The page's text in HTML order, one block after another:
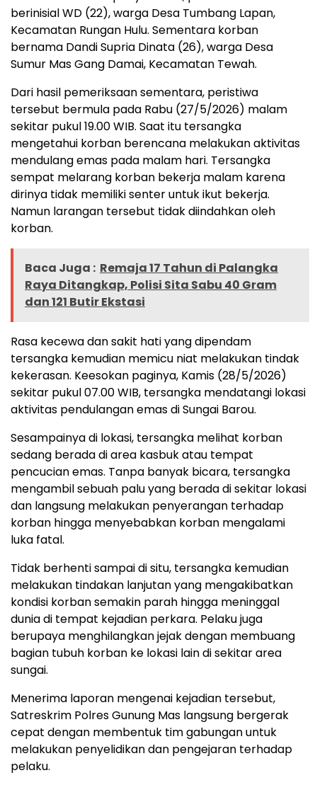
berinisial WD (22), warga Desa Tumbang Lapan,
Kecamatan Rungan Hulu. Sementara korban
bernama Dandi Supria Dinata (26), warga Desa
Sumur Mas Gang Damai, Kecamatan Tewah.
Dari hasil pemeriksaan sementara, peristiwa
tersebut bermula pada Rabu (27/5/2026) malam
sekitar pukul 19.00 WIB. Saat itu tersangka
mengetahui korban berencana melakukan aktivitas
mendulang emas pada malam hari. Tersangka
sempat melarang korban bekerja malam karena
dirinya tidak memiliki senter untuk ikut bekerja.
Namun larangan tersebut tidak diindahkan oleh
korban.
Baca Juga : Remaja 17 Tahun di Palangka
Raya Ditangkap, Polisi Sita Sabu 40 Gram
dan 121 Butir Ekstasi
Rasa kecewa dan sakit hati yang dipendam
tersangka kemudian memicu niat melakukan tindak
kekerasan. Keesokan paginya, Kamis (28/5/2026)
sekitar pukul 07.00 WIB, tersangka mendatangi lokasi
aktivitas pendulangan emas di Sungai Barou.
Sesampainya di lokasi, tersangka melihat korban
sedang berada di area kasbuk atau tempat
pencucian emas. Tanpa banyak bicara, tersangka
mengambil sebuah palu yang berada di sekitar lokasi
dan langsung melakukan penyerangan terhadap
korban hingga menyebabkan korban mengalami
luka fatal.
Tidak berhenti sampai di situ, tersangka kemudian
melakukan tindakan lanjutan yang mengakibatkan
kondisi korban semakin parah hingga meninggal
dunia di tempat kejadian perkara. Pelaku juga
berupaya menghilangkan jejak dengan membuang
bagian tubuh korban ke lokasi lain di sekitar area
sungai.
Menerima laporan mengenai kejadian tersebut,
Satreskrim Polres Gunung Mas langsung bergerak
cepat dengan membentuk tim gabungan untuk
melakukan penyelidikan dan pengejaran terhadap
pelaku.